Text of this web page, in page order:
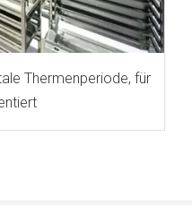
Thermenperiode, für